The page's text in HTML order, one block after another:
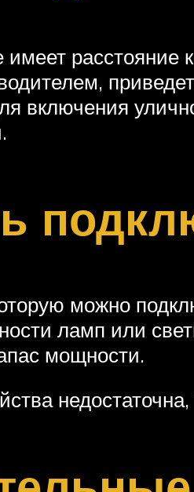
расстояние
включения
можно
ламп или
мощности.